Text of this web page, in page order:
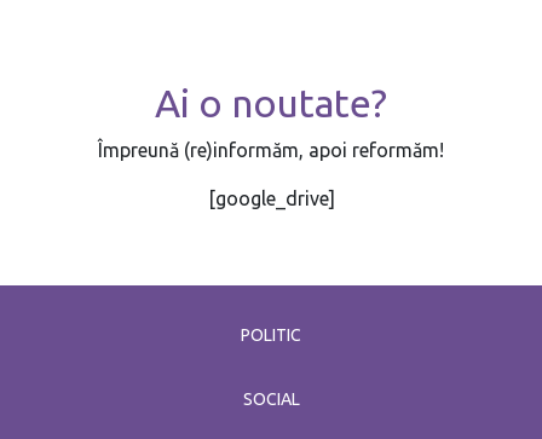
Ai o noutate?
Împreună (re)informăm, apoi reformăm!
[google_drive]
POLITIC
SOCIAL